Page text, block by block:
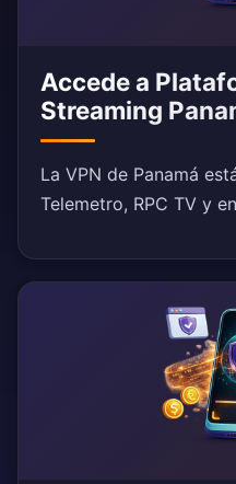
Accede a
Streaming
La VPN de Panamá
Telemetro, RPC TV y